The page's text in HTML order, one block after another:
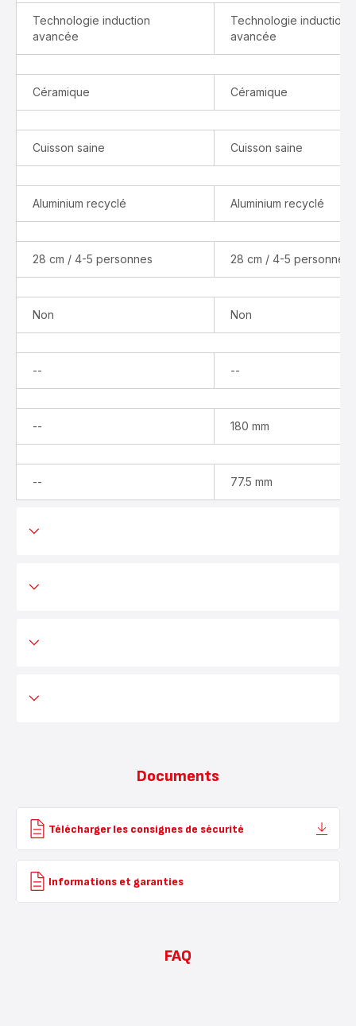
Technologie induction
avancée
Technologie induction
avancée
Céramique Céramique
Cuisson saine Cuisson saine
Aluminium recyclé Aluminium recyclé
28 cm / 4-5 personnes 28 cm / 4-5 personnes
Non Non
-- --
-- 180 mm
-- 77.5 mm
Documents
Télécharger les consignes de sécurité
Informations et garanties
FAQ